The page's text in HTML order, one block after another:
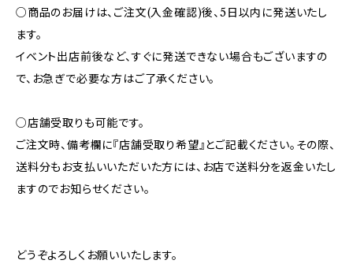
○商品のお届けは、ご注文(入金確認)後、5日以内に発送いたし
ます。
イベント出店前後など、すぐに発送できない場合もございますの
で、お急ぎで必要な方はご了承ください。
○店舗受取りも可能です。
ご注文時、備考欄に『店舗受取り希望』とご記載ください。その際、
送料分もお支払いいただいた方には、お店で送料分を返金いたし
ますのでお知らせください。
どうぞよろしくお願いいたします。